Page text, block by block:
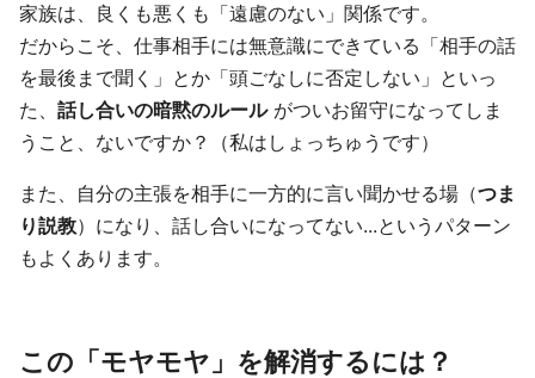
家族は、良くも悪くも「遠慮のない」関係です。
だからこそ、仕事相手には無意識にできている「相手の話
を最後まで聞く」とか「頭ごなしに否定しない」といっ
た、 話し合いの暗黙のルールがついお留守になってしま
うこと、ないですか？（私はしょっちゅうです）
また、自分の主張を相手に一方的に言い聞かせる場（つま
り説教）になり、話し合いになってない...というパターン
もよくあります。
この「モヤモヤ」を解消するには？